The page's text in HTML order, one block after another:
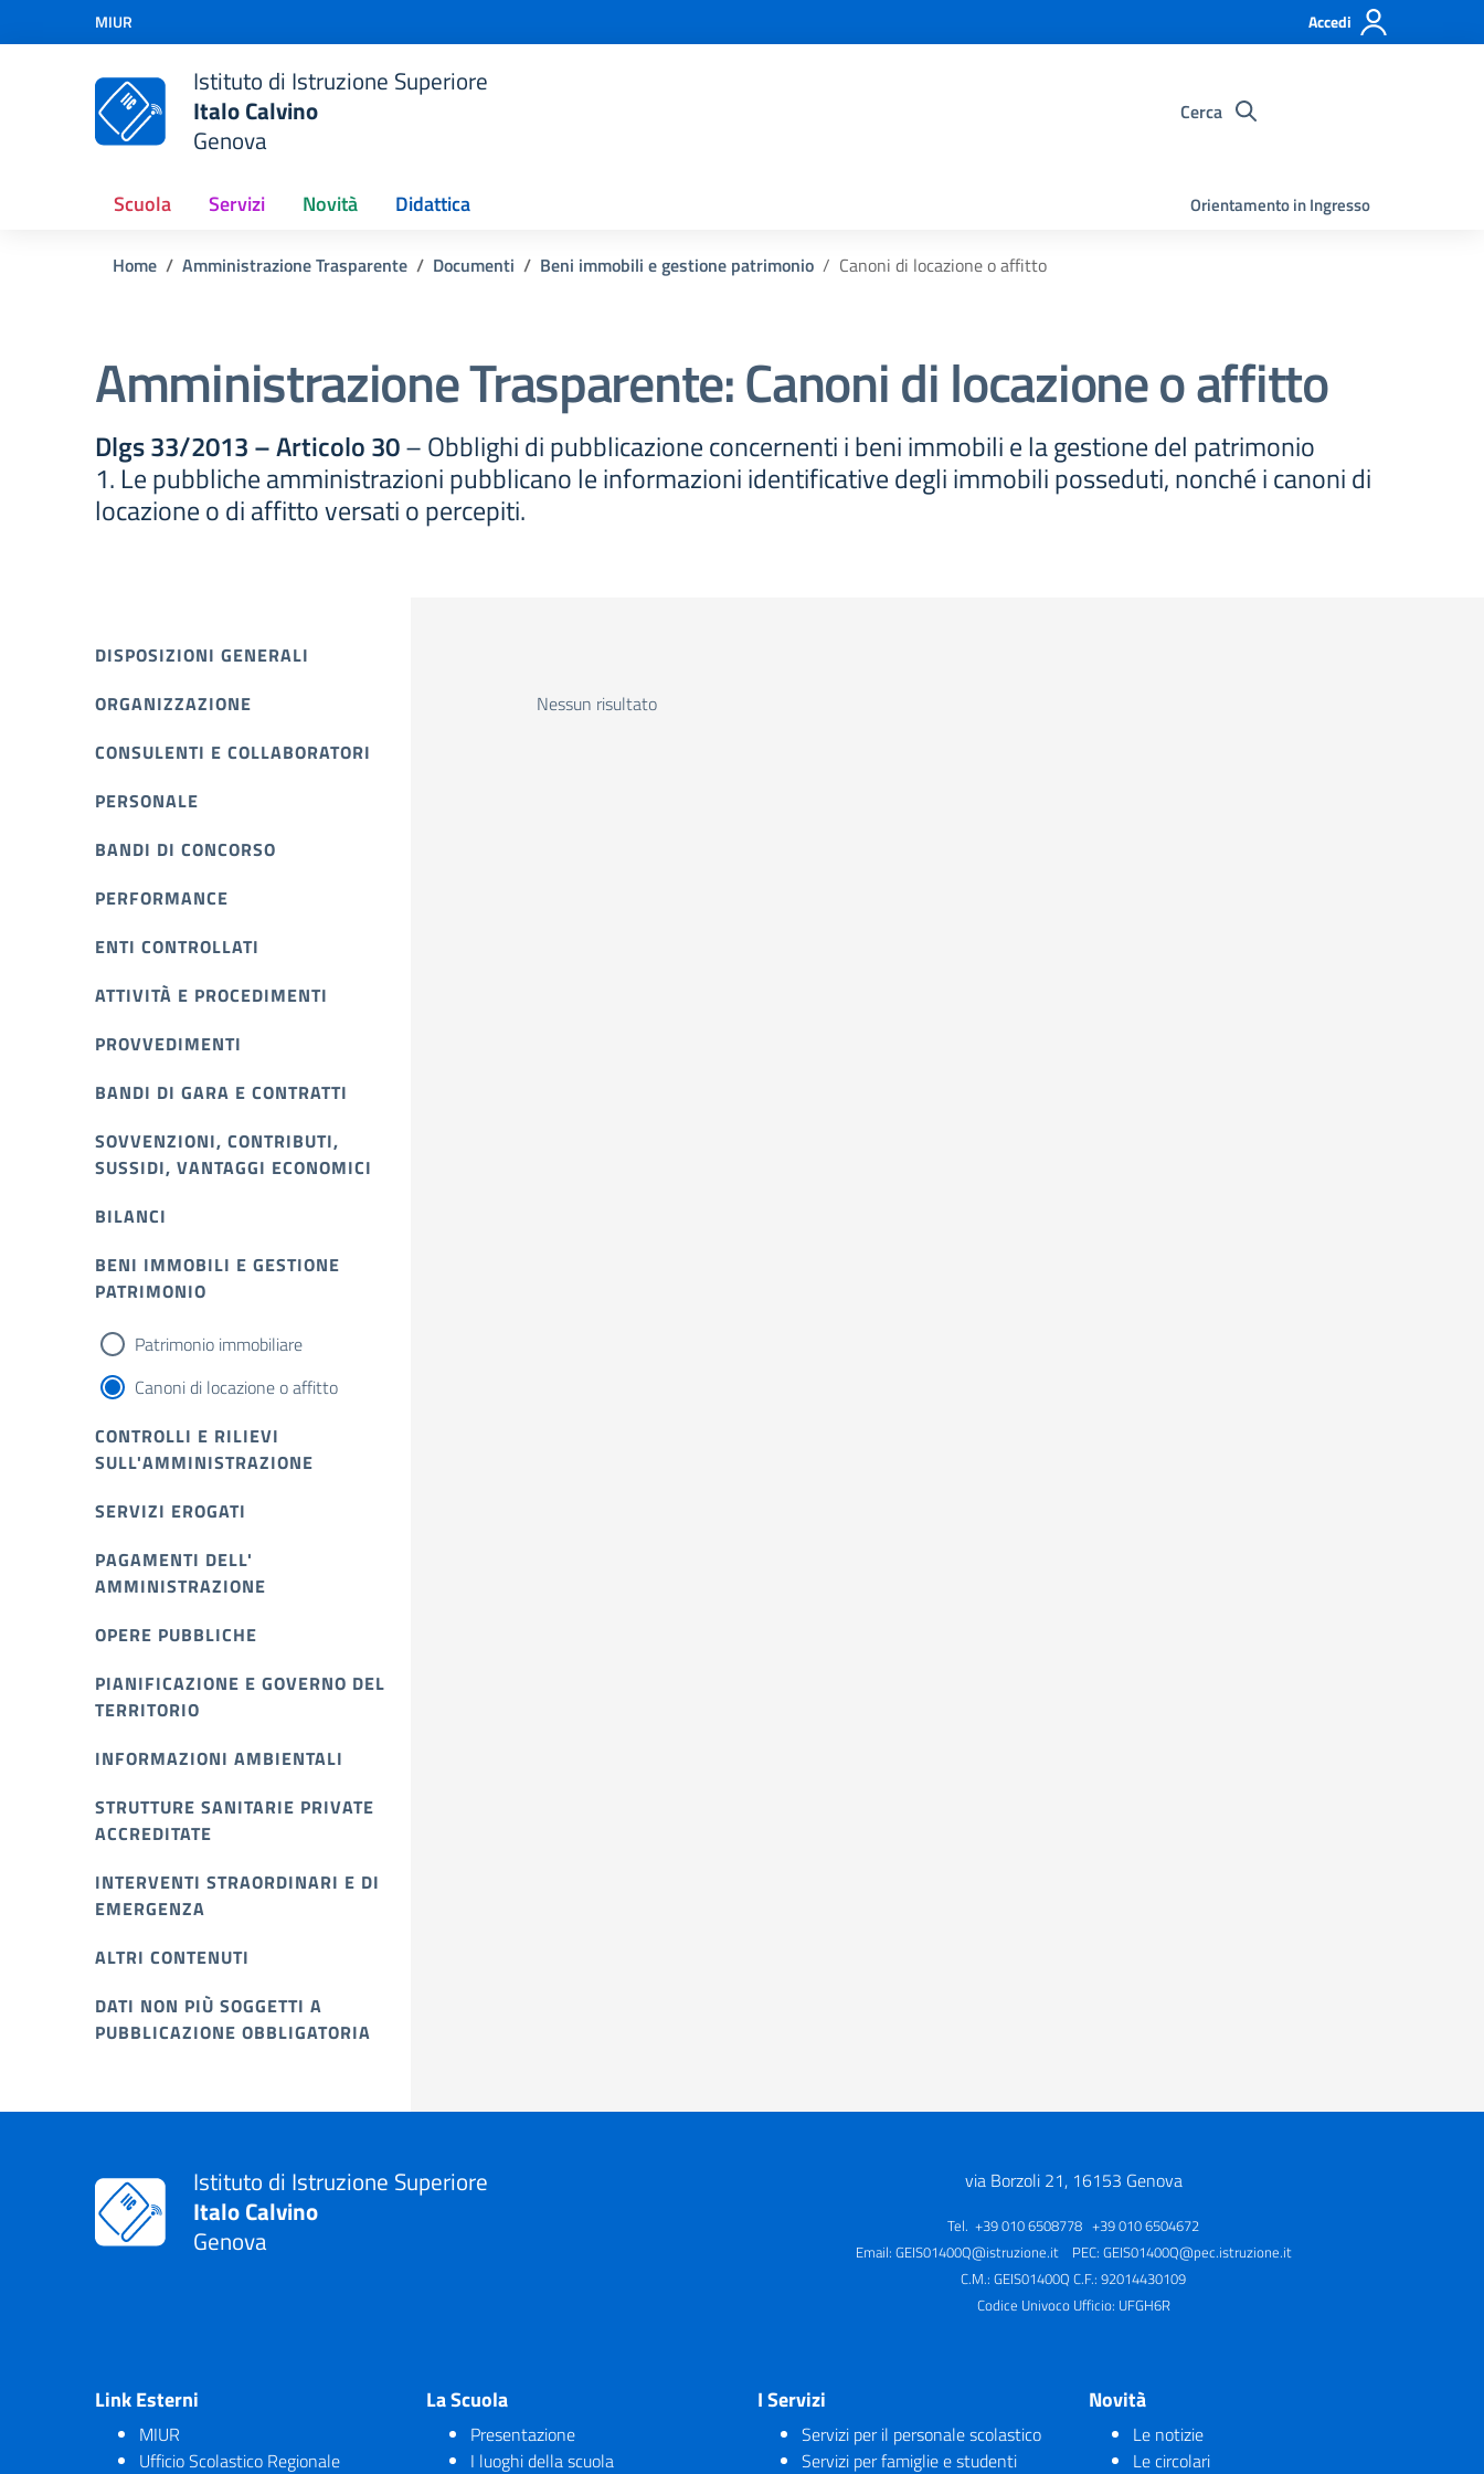
Vai ai contenuti
Vai al menu di navigazione
MIUR Accedi
Istituto di Istruzione Superiore
Italo Calvino
Genova
Cerca
Orientamento in Ingresso
Scuola Servizi Novità Didattica
Home Amministrazione Trasparente Documenti Beni immobili e gestione patrimonio Canoni di locazione o affitto
Amministrazione Trasparente:Canoni di locazione o affitto
Dlgs 33/2013 – Articolo 30– Obblighi di pubblicazione concernenti i beni immobili e la gestione del patrimonio
1. Le pubbliche amministrazioni pubblicano le informazioni identificative degli immobili posseduti, nonché i canoni di
locazione o di affitto versati o percepiti.
DISPOSIZIONI GENERALI
ORGANIZZAZIONE
CONSULENTI E COLLABORATORI
PERSONALE
BANDI DI CONCORSO
PERFORMANCE
ENTI CONTROLLATI
ATTIVITÀ E PROCEDIMENTI
PROVVEDIMENTI
BANDI DI GARA E CONTRATTI
SOVVENZIONI, CONTRIBUTI,
SUSSIDI, VANTAGGI ECONOMICI
BILANCI
BENI IMMOBILI E GESTIONE
PATRIMONIO
Patrimonio immobiliare
Canoni di locazione o affitto
CONTROLLI E RILIEVI
SULL'AMMINISTRAZIONE
SERVIZI EROGATI
PAGAMENTI DELL'
AMMINISTRAZIONE
OPERE PUBBLICHE
PIANIFICAZIONE E GOVERNO DEL
TERRITORIO
INFORMAZIONI AMBIENTALI
STRUTTURE SANITARIE PRIVATE
ACCREDITATE
INTERVENTI STRAORDINARI E DI
EMERGENZA
ALTRI CONTENUTI
DATI NON PIÙ SOGGETTI A
PUBBLICAZIONE OBBLIGATORIA
Nessun risultato
Istituto di Istruzione Superiore
Italo Calvino
Genova
via Borzoli 21, 16153 Genova
Tel. +39 010 6508778 +39 010 6504672
Email: GEIS01400Q@istruzione.itPEC: GEIS01400Q@pec.istruzione.it
C.M.: GEIS01400Q C.F.: 92014430109
Codice Univoco Ufficio: UFGH6R
Link Esterni
MIUR
Ufficio Scolastico Regionale
La Scuola
Presentazione
I luoghi della scuola
I Servizi
Servizi per il personale scolastico
Servizi per famiglie e studenti
Novità
Le notizie
Le circolari